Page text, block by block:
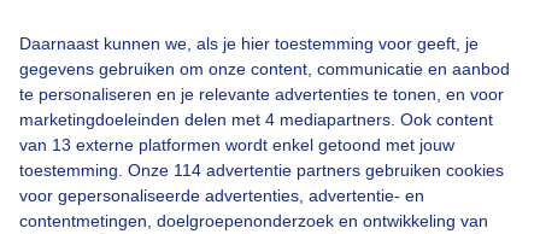
Daarnaast kunnen we, als je hier toestemming voor geeft, je
gegevens gebruiken om onze content, communicatie en aanbod
te personaliseren en je relevante advertenties te tonen, en voor
marketingdoeleinden delen met 4 mediapartners. Ook content
van 13 externe platformen wordt enkel getoond met jouw
toestemming. Onze 114 advertentie partners gebruiken cookies
voor gepersonaliseerde advertenties, advertentie- en
contentmetingen, doelgroepenonderzoek en ontwikkeling van
Een moment geduld aub...